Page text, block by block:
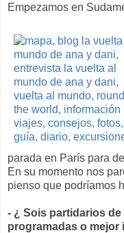
Empezamos en
parada en París para
En su momento nos
pienso que podríamos
- ¿ Sois partidarios
programadas o mejor